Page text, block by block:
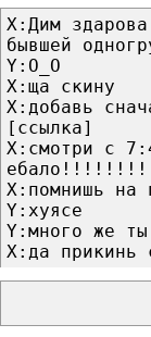
X:Дим
бывшей
Y:O_O
X:ща скину
X:добавь
[ссылка]
X:смотри с
X:помнишь на
Y:хуясе
Y:много же ты
X:да прикинь